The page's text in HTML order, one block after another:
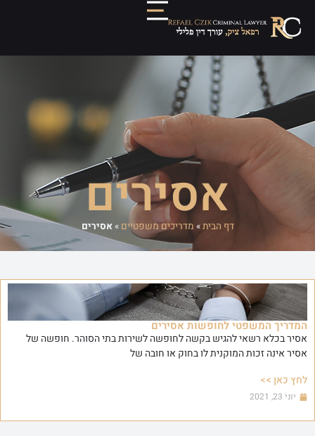
אסירים
דף הבית» מדריכים משפטיים »אסירים
המדריך המשפטי לחופשות אסירים
אסיר בכלא רשאי להגיש בקשה לחופשה לשירות בתי הסוהר. חופשה של
אסיר אינה זכות המוקנית לו בחוק או חובה של
לחץ כאן >>
יוני 23, 2021